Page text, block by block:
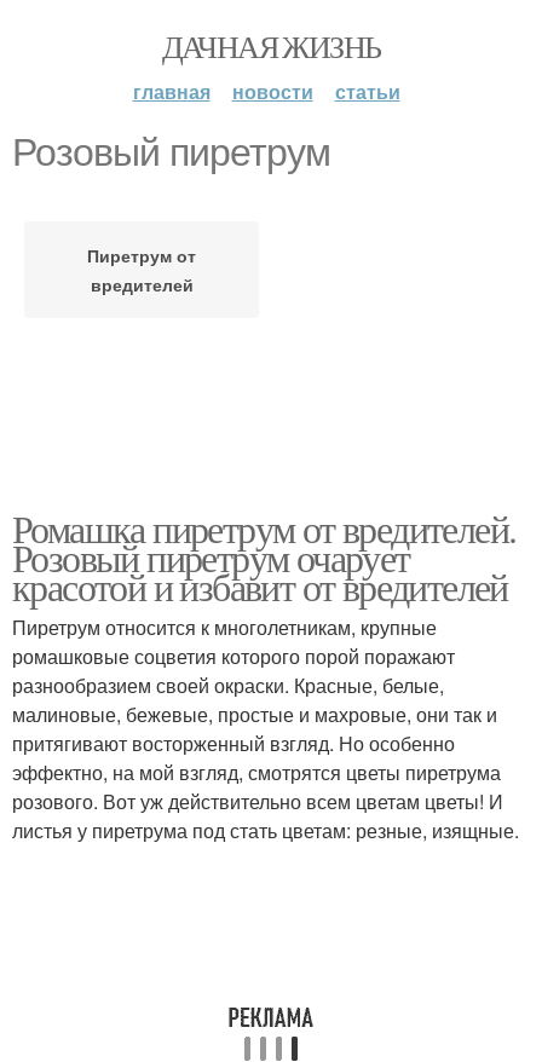
ДАЧНАЯ ЖИЗНЬ
главная новости статьи
Розовый пиретрум
Пиретрум от
вредителей
Ромашка пиретрум от вредителей.
Розовый пиретрум очарует
красотой и избавит от вредителей
Пиретрум относится к многолетникам, крупные
ромашковые соцветия которого порой поражают
разнообразием своей окраски. Красные, белые,
малиновые, бежевые, простые и махровые, они так и
притягивают восторженный взгляд. Но особенно
эффектно, на мой взгляд, смотрятся цветы пиретрума
розового. Вот уж действительно всем цветам цветы! И
листья у пиретрума под стать цветам: резные, изящные.